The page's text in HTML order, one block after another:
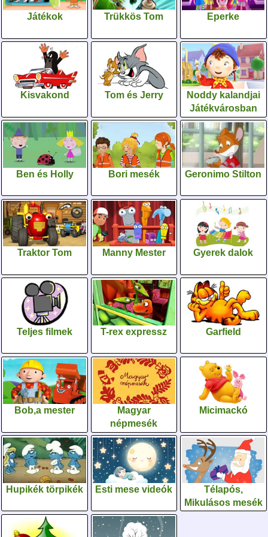
Játékok Trükkös Tom Eperke
Kisvakond Tom és Jerry
Noddy kalandjai
Játékvárosban
Ben és Holly Bori mesék Geronimo Stilton
Traktor Tom Manny Mester Gyerek dalok
Teljes filmek T-rex expressz Garfield
Bob,a mester
Magyar
népmesék
Micimackó
Hupikék törpikék Esti mese videók
Télapós,
Mikulásos mesék